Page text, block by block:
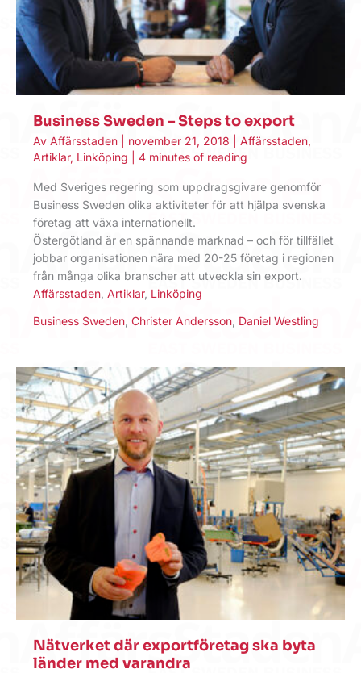
Business Sweden – Steps to export
Av Affärsstaden november 21, 2018 Affärsstaden,
Artiklar, Linköping 4 minutes of reading
Med Sveriges regering som uppdragsgivare genomför
Business Sweden olika aktiviteter för att hjälpa svenska
företag att växa internationellt.
Östergötland är en spännande marknad – och för tillfället
jobbar organisationen nära med 20-25 företag i regionen
från många olika branscher att utveckla sin export.
Affärsstaden Artiklar, Linköping
Business Sweden Christer Andersson Daniel Westling
Nätverket där exportföretag ska byta
länder med varandra